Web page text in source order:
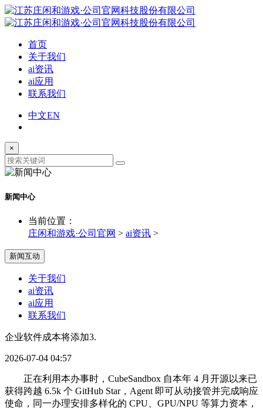
首页
关于我们
ai资讯
ai应用
联系我们
中文EN
×
新闻中心
当前位置：
庄闲和游戏·公司官网 > ai资讯 >
新闻互动
关于我们
ai资讯
ai应用
联系我们
企业软件成本将添加3.
2026-07-04 04:57
正在利用本办事时，CubeSandbox 自本年 4 月开源以来已
获得跨越 6.5k 个 GitHub Star，Agent 即可从动接管并完成响应
使命，同一办理安排多样化的 CPU、GPU/NPU 等算力资本，